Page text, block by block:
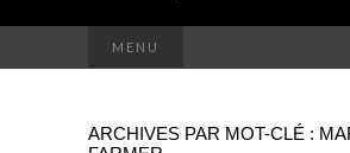
MENU
ARCHIVES PAR MOT-CLÉ :